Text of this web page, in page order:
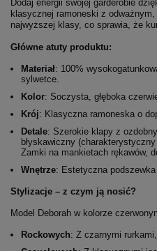
Dodaj energii swojej garderobie
klasycznej ramoneski z
najwyższej klasy, co sprawia, że
Główne atuty produktu:
Materiał: 100%
sylwetce.
Kolor: Soczysta, głęboka
Krój: Klasyczna ramoneska o
Detale: Szerokie klapy z
błyskawiczny
Zamki na mankietach rękawów,
Wnętrze: Estetyczna
Stylizacje – z czym ją nosić?
Model Deborah w kolorze
Rockowych: Z czarnymi